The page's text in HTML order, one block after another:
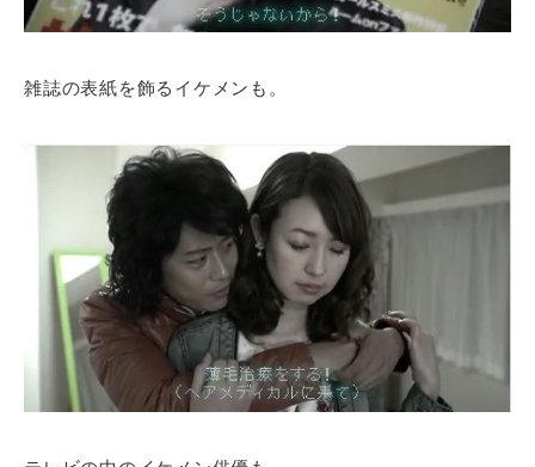
雑誌の表紙を飾るイケメンも。